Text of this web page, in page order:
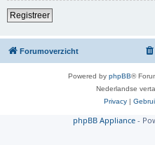
Registreer
Forumoverzicht
Powered by phpBB®
Nederlandse
Privacy |
phpBB Appliance -